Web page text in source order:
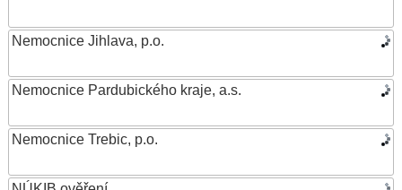
Nemocnice Jihlava, p.o.
Nemocnice Pardubického kraje, a.s.
Nemocnice Trebic, p.o.